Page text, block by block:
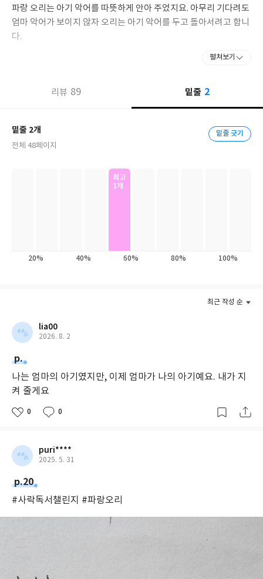
파랑 오리는 아기 악어를 따뜻하게 안아 주었지요. 아무리 기다려도
엄마 악어가 보이지 않자 오리는 아기 악어를 두고 돌아서려고 합니
다.
지내고, 아기 악어는 커다란 어른 악어로 성장합니다.
그러던 어느 날부터 파랑 오리의 기억들이 조금씩 사라집니다. 다 자
파랑 오리의 엄마입니다. 파랑 오리의 기억은 사라져 가지만, 서로
를 아끼고 사랑하는 둘의 마음은 계속됩니다.
펼쳐보기
리뷰 89 밑줄 2
밑줄 2개
전체 48페이지
밑줄 긋기
최고
1개
20% 40% 60% 80% 100%
최근 작성 순
lia00
2026. 8. 2
p.
나는 엄마의 아기였지만, 이제 엄마가 나의 아기예요. 내가 지
켜 줄게요
0 0
puri****
2025. 5. 31
p.20
#사락독서챌린지 #파랑오리